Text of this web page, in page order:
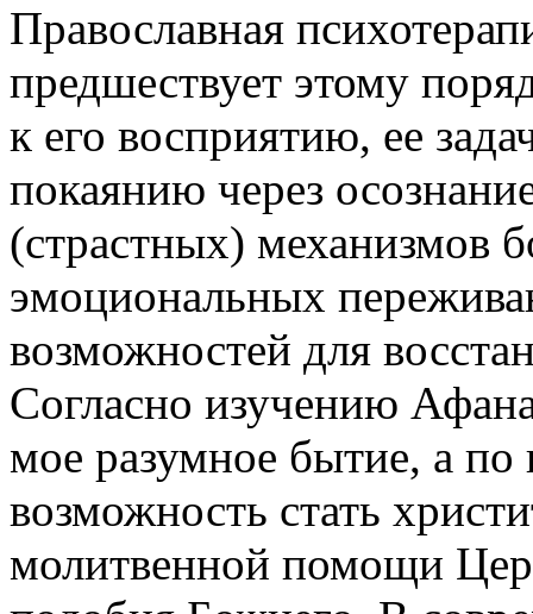
Православная
предшествует этому
к его восприятию, ее
покаянию через
(страстных) механизмов
эмоциональных
возможностей для
Согласно изучению
мое разумное бытие, а
возможность стать
молитвенной помощи